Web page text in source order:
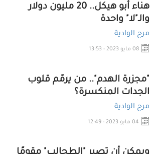
هناء أبو هيكل.. 20 مليون دولار
والـ"لا" واحدة
مرح الوادية
08 مايو 2023 - 13:53
"مجزرة الهدم".. من يرمّم قلوب
الجدات المنكسرة؟
مرح الوادية
04 مايو 2023 - 12:49